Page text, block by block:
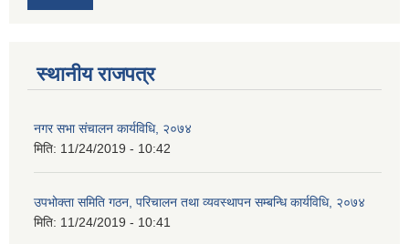
स्थानीय राजपत्र
नगर सभा संचालन कार्यविधि, २०७४
मिति: 11/24/2019 - 10:42
उपभोक्ता समिति गठन, परिचालन तथा व्यवस्थापन सम्बन्धि कार्यविधि, २०७४
मिति: 11/24/2019 - 10:41